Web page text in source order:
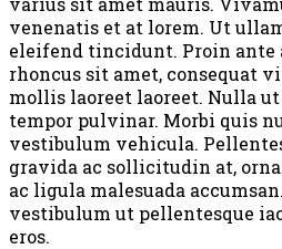
venenatis et at lorem. Ut
eleifend tincidunt. Proin ante
rhoncus sit amet, consequat
mollis laoreet laoreet. Nulla
tempor pulvinar. Morbi quis
vestibulum vehicula.
gravida ac sollicitudin at,
ac ligula malesuada
vestibulum ut pellentesque
eros.